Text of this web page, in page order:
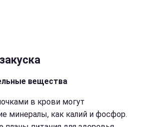
вещества
в крови могут
минералы, как калий и фосфор.